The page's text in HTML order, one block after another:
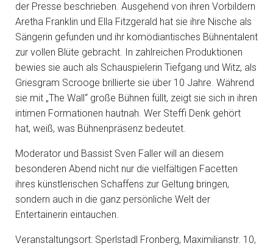
der Presse beschrieben. Ausgehend von ihren Vorbildern
Aretha Franklin und Ella Fitzgerald hat sie ihre Nische als
Sängerin gefunden und ihr komödiantisches Bühnentalent
zur vollen Blüte gebracht. In zahlreichen Produktionen
bewies sie auch als Schauspielerin Tiefgang und Witz, als
Griesgram Scrooge brillierte sie über 10 Jahre. Während
sie mit „The Wall“ große Bühnen füllt, zeigt sie sich in ihren
intimen Formationen hautnah. Wer Steffi Denk gehört
hat, weiß, was Bühnenpräsenz bedeutet.
Moderator und Bassist Sven Faller will an diesem
besonderen Abend nicht nur die vielfältigen Facetten
ihres künstlerischen Schaffens zur Geltung bringen,
sondern auch in die ganz persönliche Welt der
Entertainerin eintauchen.
Veranstaltungsort: Sperlstadl Fronberg, Maximilianstr. 10,